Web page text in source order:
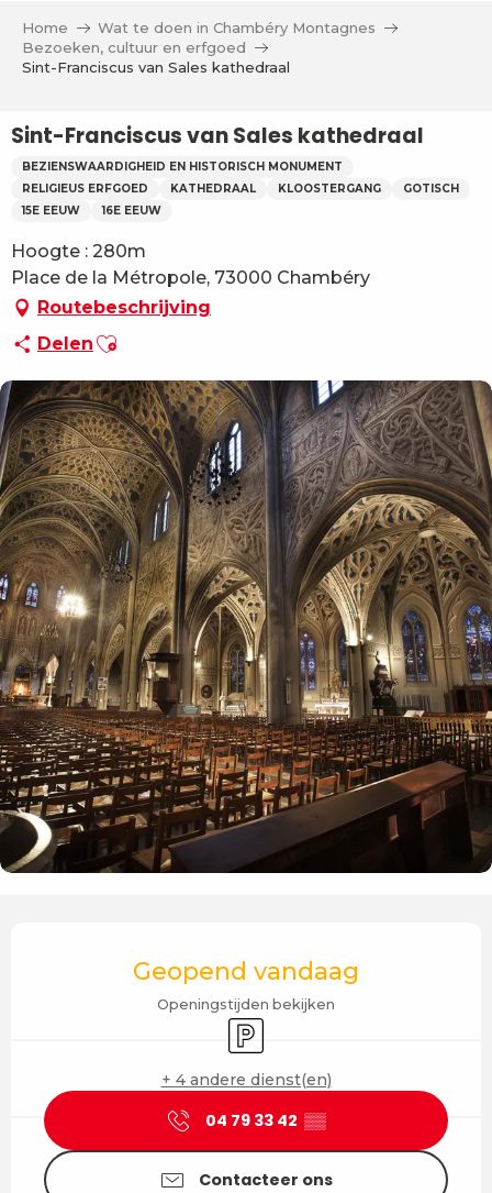
contenu
Home
Wat te doen in Chambéry Montagnes
Bezoeken, cultuur en erfgoed
Sint-Franciscus van Sales kathedraal
Sint-Franciscus van Sales kathedraal
BEZIENSWAARDIGHEID EN HISTORISCH MONUMENT
RELIGIEUS ERFGOED
KATHEDRAAL KLOOSTERGANG
GOTISCH
15E EEUW
16E EEUW
Hoogte : 280m
Place de la Métropole, 73000 Chambéry
Routebeschrijving
Delen Ajouter aux favoris
Geopend vandaag
Openingstijden bekijken
Parkeerplaats
+ 4 andere dienst(en)
04 79 33 42 ▒▒
Contacteer ons